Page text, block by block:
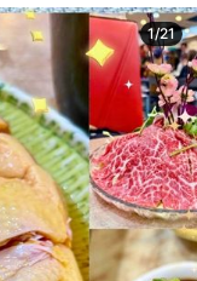
1/21